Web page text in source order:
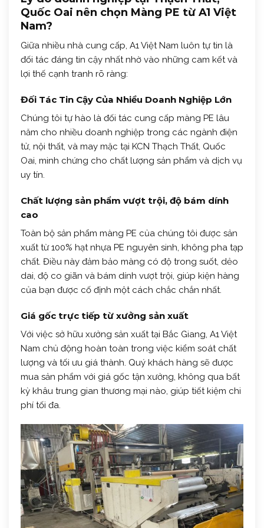
Quốc Oai nên chọn Màng PE từ A1 Việt
Nam?
Giữa nhiều nhà cung cấp, A1 Việt Nam luôn tự tin là
đối tác đáng tin cậy nhất nhờ vào những cam kết và
lợi thế cạnh tranh rõ ràng:
Đối Tác Tin Cậy Của Nhiều Doanh Nghiệp Lớn
Chúng tôi tự hào là đối tác cung cấp màng PE lâu
năm cho nhiều doanh nghiệp trong các ngành điện
tử, nội thất, và may mặc tại KCN Thạch Thất, Quốc
Oai, minh chứng cho chất lượng sản phẩm và dịch vụ
uy tín.
Chất lượng sản phẩm vượt trội, độ bám dính
cao
Toàn bộ sản phẩm màng PE của chúng tôi được sản
xuất từ 100% hạt nhựa PE nguyên sinh, không pha tạp
chất. Điều này đảm bảo màng có độ trong suốt, dẻo
dai, độ co giãn và bám dính vượt trội, giúp kiện hàng
của bạn được cố định một cách chắc chắn nhất.
Giá gốc trực tiếp từ xưởng sản xuất
Với việc sở hữu xưởng sản xuất tại Bắc Giang, A1 Việt
Nam chủ động hoàn toàn trong việc kiểm soát chất
lượng và tối ưu giá thành. Quý khách hàng sẽ được
mua sản phẩm với giá gốc tận xưởng, không qua bất
kỳ khâu trung gian thương mại nào, giúp tiết kiệm chi
phí tối đa.